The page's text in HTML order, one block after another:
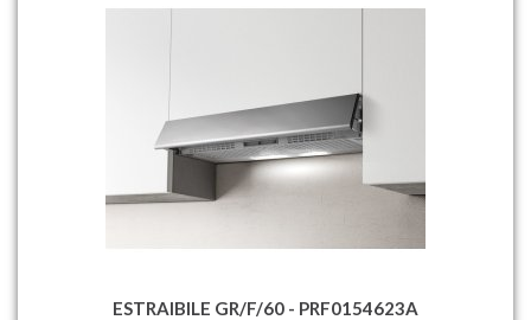
ESTRAIBILE GR/F/60 - PRF0154623A